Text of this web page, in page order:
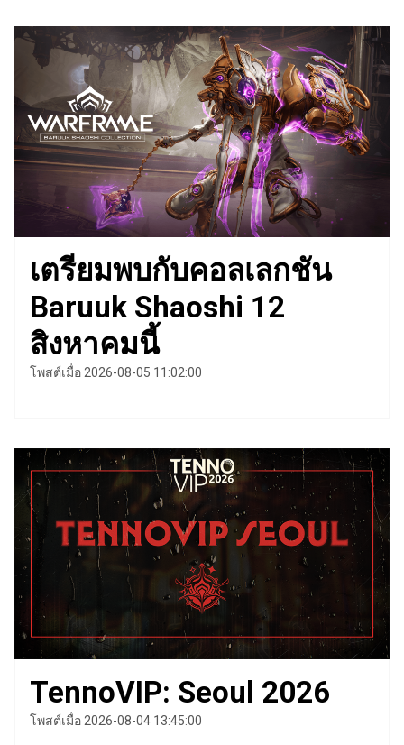
เตรียมพบกับคอลเลกชัน
Baruuk Shaoshi 12
สิงหาคมนี้
โพสต์เมื่อ 2026-08-05 11:02:00
TennoVIP: Seoul 2026
โพสต์เมื่อ 2026-08-04 13:45:00